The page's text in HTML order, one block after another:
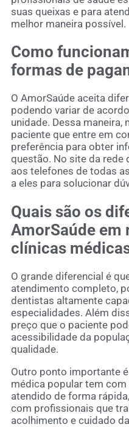
suas queixas e para
melhor maneira possível.
Como
formas de
O AmorSaúde aceita
podendo variar de
unidade. Dessa maneira,
paciente que entre em
preferência para obter
questão. No site da rede
aos telefones de todas
a eles para solucionar
Quais são os
AmorSaúde em
clínicas
O grande diferencial é
atendimento completo,
dentistas altamente
especialidades. Além
preço que o paciente
acessibilidade da
qualidade.
Outro ponto importante
médica popular tem
atendido de forma
com profissionais que
acolhimento e cuidado